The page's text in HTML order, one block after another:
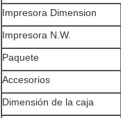
Impresora Dimension
Impresora N.W.
Paquete
Accesorios
Dimensión de la caja